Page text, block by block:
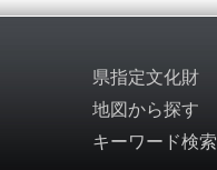
県指定文化財
地図から探す
キーワード検索